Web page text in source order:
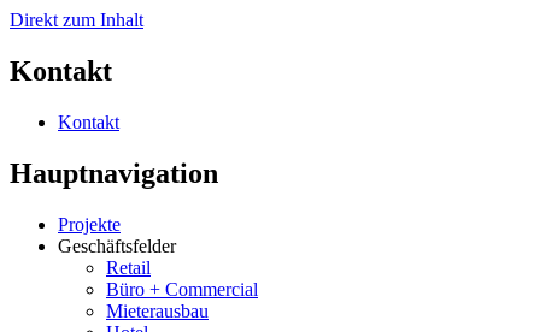
Direkt zum Inhalt
Kontakt
Kontakt
Hauptnavigation
Projekte
Geschäftsfelder
Retail
Büro + Commercial
Mieterausbau